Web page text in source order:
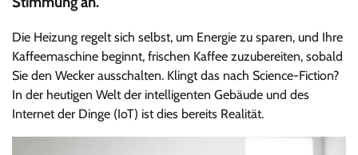
Die Heizung regelt sich selbst, um Energie zu sparen, und Ihre
Kaffeemaschine beginnt, frischen Kaffee zuzubereiten, sobald
Sie den Wecker ausschalten. Klingt das nach Science-Fiction?
In der heutigen Welt der intelligenten Gebäude und des
Internet der Dinge (IoT) ist dies bereits Realität.